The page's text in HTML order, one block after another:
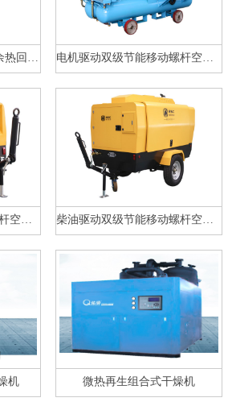
电机驱动双级节能移动螺杆空压机…
柴油驱动双级节能移动螺杆空压机… 柴油驱动双级节能移动螺杆空压机…
机 微热再生组合式干燥机